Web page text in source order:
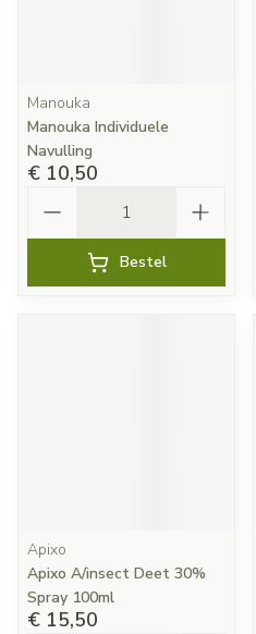
Manouka
Manouka Individuele
Navulling
€ 10,50
Bestel
Apixo
Apixo A/insect Deet 30%
Spray 100ml
€ 15,50